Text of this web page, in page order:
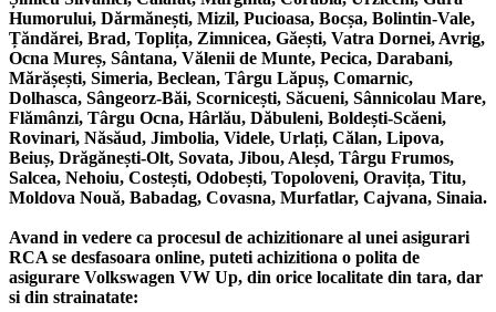
Humorului, Dărmănești, Mizil, Pucioasa, Bocșa, Bolintin-Vale,
Țăndărei, Brad, Toplița, Zimnicea, Găești, Vatra Dornei, Avrig,
Ocna Mureș, Sântana, Vălenii de Munte, Pecica, Darabani,
Mărășești, Simeria, Beclean, Târgu Lăpuș, Comarnic,
Dolhasca, Sângeorz-Băi, Scornicești, Săcueni, Sânnicolau Mare,
Flămânzi, Târgu Ocna, Hârlău, Dăbuleni, Boldești-Scăeni,
Rovinari, Năsăud, Jimbolia, Videle, Urlați, Călan, Lipova,
Beiuș, Drăgănești-Olt, Sovata, Jibou, Aleșd, Târgu Frumos,
Salcea, Nehoiu, Costești, Odobești, Topoloveni, Oravița, Titu,
Moldova Nouă, Babadag, Covasna, Murfatlar, Cajvana, Sinaia.
Avand in vedere ca procesul de achizitionare al unei asigurari
RCA se desfasoara online, puteti achizitiona o polita de
asigurare Volkswagen VW Up, din orice localitate din tara, dar
si din strainatate: